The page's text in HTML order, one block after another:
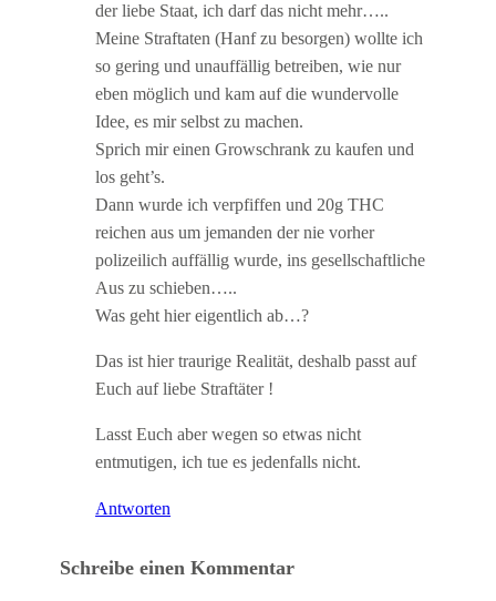
der liebe Staat, ich darf das nicht mehr…..
Meine Straftaten (Hanf zu besorgen) wollte ich
so gering und unauffällig betreiben, wie nur
eben möglich und kam auf die wundervolle
Idee, es mir selbst zu machen.
Sprich mir einen Growschrank zu kaufen und
los geht’s.
Dann wurde ich verpfiffen und 20g THC
reichen aus um jemanden der nie vorher
polizeilich auffällig wurde, ins gesellschaftliche
Aus zu schieben…..
Was geht hier eigentlich ab…?
Das ist hier traurige Realität, deshalb passt auf
Euch auf liebe Straftäter !
Lasst Euch aber wegen so etwas nicht
entmutigen, ich tue es jedenfalls nicht.
Antworten
Schreibe einen Kommentar